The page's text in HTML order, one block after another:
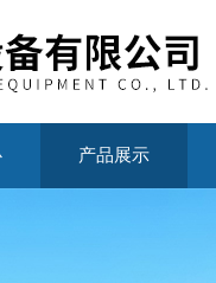
产品展示